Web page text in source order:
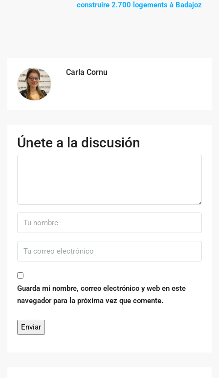
construire 2.700 logements à Badajoz
Carla Cornu
Únete a la discusión
Guarda mi nombre, correo electrónico y web en este
navegador para la próxima vez que comente.